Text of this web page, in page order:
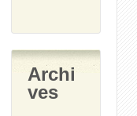
Archi
ves